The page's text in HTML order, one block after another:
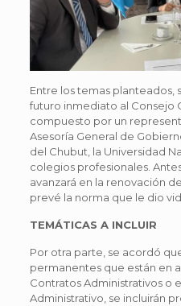
Entre los temas planteados,
futuro inmediato al Consejo
compuesto por un
Asesoría General de
del Chubut, la Universidad
colegios profesionales.
avanzará en la renovación
prevé la norma que le dio
TEMÁTICAS A INCLUIR
Por otra parte, se acordó
permanentes que están en
Contratos Administrativos o
Administrativo, se incluirán